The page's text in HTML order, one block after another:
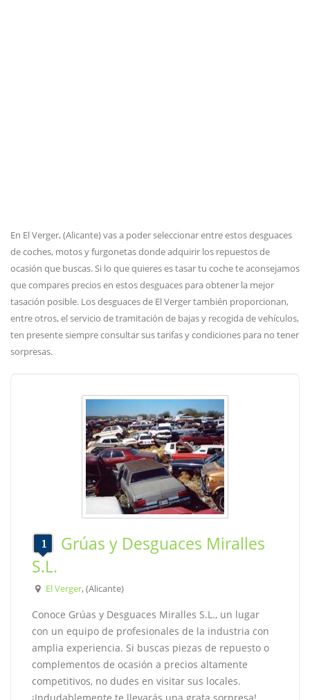
En El Verger, (Alicante) vas a poder seleccionar entre estos desguaces
de coches, motos y furgonetas donde adquirir los repuestos de
ocasión que buscas. Si lo que quieres es tasar tu coche te aconsejamos
que compares precios en estos desguaces para obtener la mejor
tasación posible. Los desguaces de El Verger también proporcionan,
entre otros, el servicio de tramitación de bajas y recogida de vehículos,
ten presente siempre consultar sus tarifas y condiciones para no tener
sorpresas.
Grúas y Desguaces Miralles
S.L.
El Verger, (Alicante)
Conoce Grúas y Desguaces Miralles S.L., un lugar
con un equipo de profesionales de la industria con
amplia experiencia. Si buscas piezas de repuesto o
complementos de ocasión a precios altamente
competitivos, no dudes en visitar sus locales.